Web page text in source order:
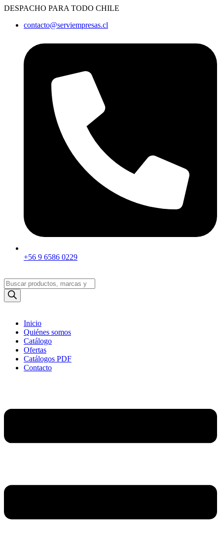
Ir
contenido
DESPACHO PARA TODO CHILE
contacto@serviempresas.cl
+56 9 6586 0229
Búsqueda
de
productos
Inicio
Quiénes somos
Catálogo
Ofertas
Catálogos PDF
Contacto